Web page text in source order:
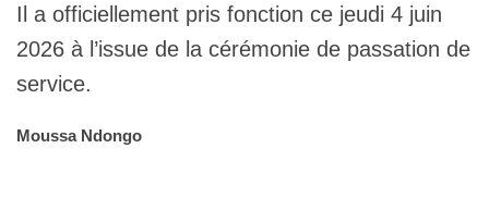
Il a officiellement pris fonction ce jeudi 4 juin
2026 à l’issue de la cérémonie de passation de
service.
Moussa Ndongo